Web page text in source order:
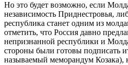
Но это будет возможно, если
независимость Приднестровья,
республика станет одним из
отметить, что Россия давно
непризнанной республики и
стороны были готовы подписать
называемый меморандум Козака),